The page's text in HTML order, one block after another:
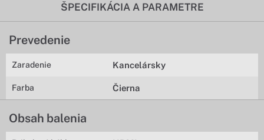
ŠPECIFIKÁCIA A PARAMETRE
Prevedenie
Zaradenie Kancelársky
Farba Čierna
Obsah balenia